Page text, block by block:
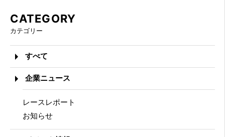
CATEGORY
カテゴリー
すべて
企業ニュース
レースレポート
お知らせ